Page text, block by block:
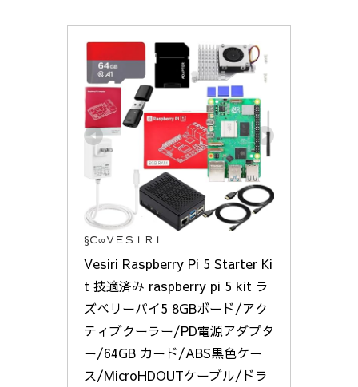
§Ｃ∞ＶＥＳＩＲＩ
Vesiri Raspberry Pi 5 Starter Ki
t 技適済み raspberry pi 5 kit ラ
ズベリーパイ5 8GBボード/アク
ティブクーラー/PD電源アダプタ
ー/64GB カード/ABS黒色ケー
ス/MicroHDOUTケーブル/ドラ